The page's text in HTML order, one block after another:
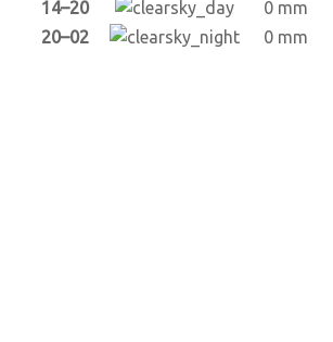
14–20
0 mm
20–02
0 mm